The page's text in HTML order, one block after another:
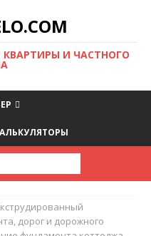
И ЧАСТНОГО
дорог и дорожного